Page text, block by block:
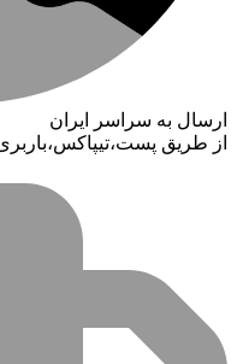
ارسال به سراسر ایران
از طریق پست،تیپاکس،باربری